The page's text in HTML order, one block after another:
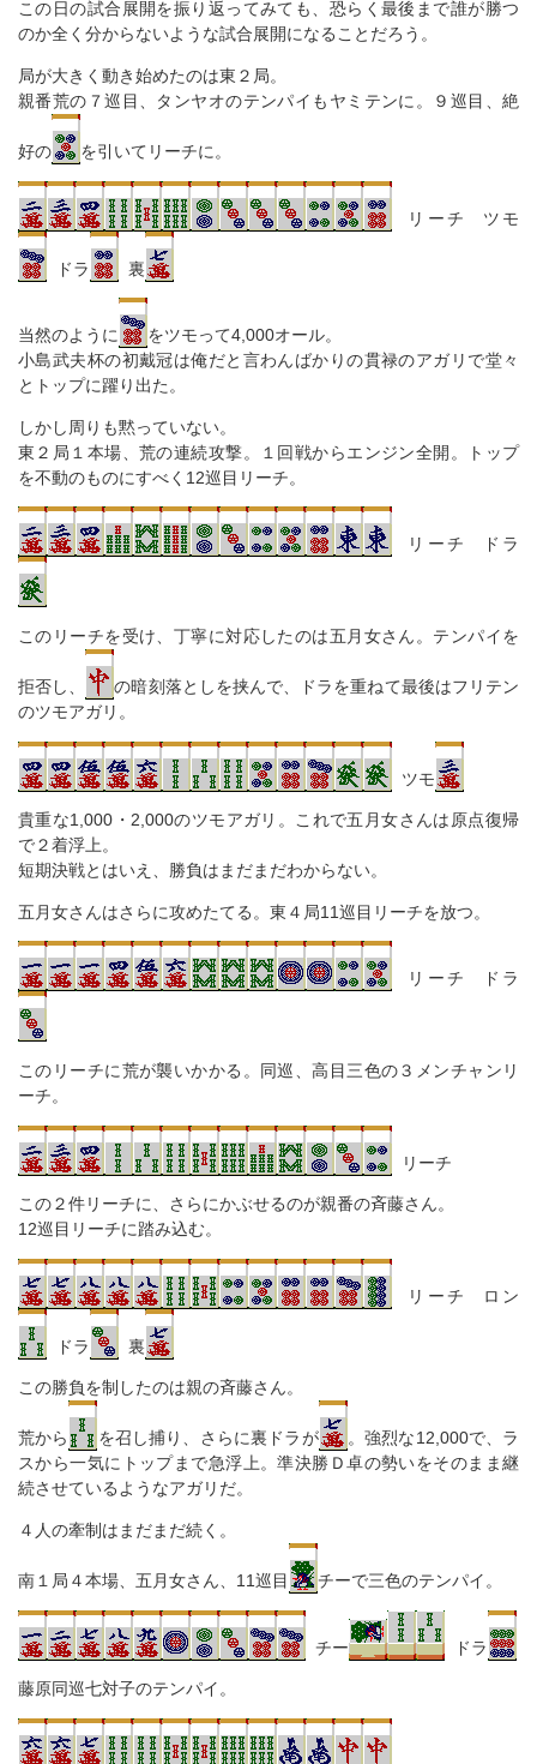
この日の試合展開を振り返ってみても、恐らく最後まで誰が勝つ
のか全く分からないような試合展開になることだろう。
局が大きく動き始めたのは東２局。
親番荒の７巡目、タンヤオのテンパイもヤミテンに。９巡目、絶
好の を引いてリーチに。
リーチ ツモ
ドラ 裏
当然のように
をツモって4,000オール。
小島武夫杯の初戴冠は俺だと言わんばかりの貫禄のアガリで堂々
とトップに躍り出た。
しかし周りも黙っていない。
東２局１本場、荒の連続攻撃。１回戦からエンジン全開。トップ
を不動のものにすべく12巡目リーチ。
リーチ ドラ
このリーチを受け、丁寧に対応したのは五月女さん。テンパイを
拒否し、
の暗刻落としを挟んで、ドラを重ねて最後はフリテン
のツモアガリ。
ツモ
貴重な1,000・2,000のツモアガリ。これで五月女さんは原点復帰
で２着浮上。
短期決戦とはいえ、勝負はまだまだわからない。
五月女さんはさらに攻めたてる。東４局11巡目リーチを放つ。
リーチ ドラ
このリーチに荒が襲いかかる。同巡、高目三色の３メンチャンリ
ーチ。
リーチ
この２件リーチに、さらにかぶせるのが親番の斉藤さん。
12巡目リーチに踏み込む。
リーチ ロン
ドラ 裏
この勝負を制したのは親の斉藤さん。
荒から を召し捕り、さらに裏ドラが
。強烈な12,000で、ラ
スから一気にトップまで急浮上。準決勝Ｄ卓の勢いをそのまま継
続させているようなアガリだ。
４人の牽制はまだまだ続く。
南１局４本場、五月女さん、11巡目 チーで三色のテンパイ。
チー ドラ
藤原同巡七対子のテンパイ。